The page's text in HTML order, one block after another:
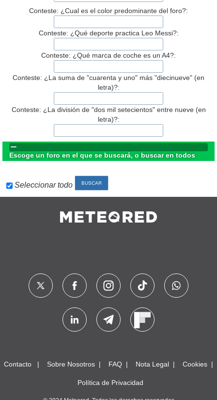
Conteste: ¿Cual es el color predominante del foro?:
Conteste: ¿Qué deporte practica Leo Messi?:
Conteste: ¿Qué marca de coche es un A4?:
Conteste: ¿La suma de "cuarenta y uno" más "diecinueve" (en
letra)?:
Conteste: ¿La división de "dos mil setecientos" entre nueve (en
letra)?:
Escoge un foro en el que se buscará, o buscar en todos
Seleccionar todo
Contacto Sobre Nosotros FAQ Nota Legal Cookies
Política de Privacidad